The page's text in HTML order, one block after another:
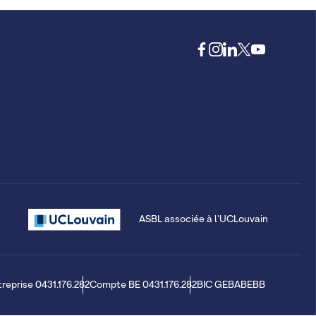
ASBL associée à l'UCLouvain
0431.176.282Compte BE 0431.176.282BIC GEBABEBB